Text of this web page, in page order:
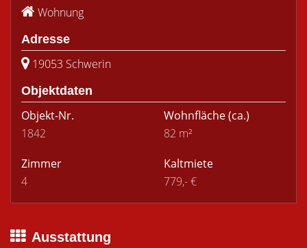
Wohnung
Adresse
19053 Schwerin
Objektdaten
Objekt-Nr.
1842
Wohnfläche(ca.)
82 m²
Zimmer
4
Kaltmiete
779,- €
Ausstattung